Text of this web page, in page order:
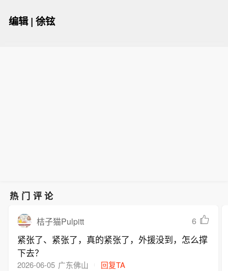
编辑 | 徐铉
热门评论
桔子猫Pulpitt 6
紧张了、紧张了，真的紧张了，外援没到，怎么撑
下去？
2026-06-05 广东佛山 回复TA